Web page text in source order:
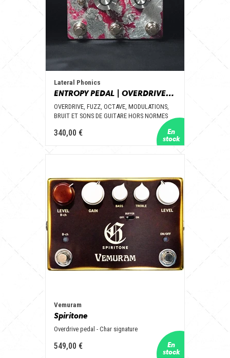
Lateral Phonics
ENTROPY PEDAL | OVERDRIVE, FUZZ, OCTAVE, MODULATIONS, NOISE & UNCONVENTIONAL GUITAR TONES
OVERDRIVE, FUZZ, OCTAVE, MODULATIONS,
BRUIT ET SONS DE GUITARE HORS NORMES
340,00 €
Vemuram
Spiritone
Overdrive pedal - Char signature
549,00 €